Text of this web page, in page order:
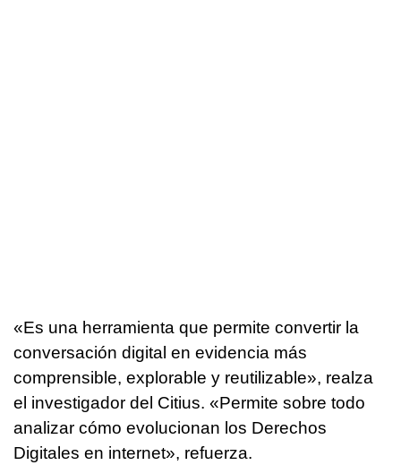
«Es una herramienta que permite convertir la
conversación digital en evidencia más
comprensible, explorable y reutilizable», realza
el investigador del Citius. «Permite sobre todo
analizar cómo evolucionan los Derechos
Digitales en internet», refuerza.